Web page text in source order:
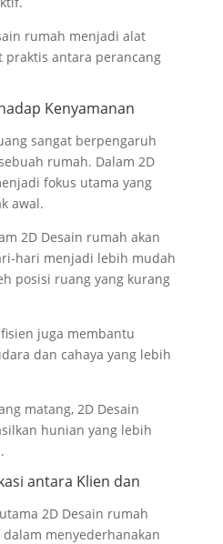
rumah menjadi alat
praktis antara perancang
Kenyamanan
sangat berpengaruh
rumah. Dalam 2D
fokus utama yang
awal.
2D Desain rumah akan
hari menjadi lebih mudah
posisi ruang yang kurang
juga membantu
dan cahaya yang lebih
matang, 2D Desain
hunian yang lebih
antara Klien dan
2D Desain rumah
menyederhanakan